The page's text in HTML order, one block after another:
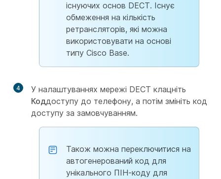
існуючих основ DECT. Існує
обмеження на кількість
ретрансляторів, які можна
використовувати на основі
типу Cisco Base.
4
У налаштуваннях мережі DECT клацніть
Коддоступу до телефону, а потім змініть код
доступу за замовчуванням.
Також можна переключитися на
автогенерований код для
унікального ПІН-коду для